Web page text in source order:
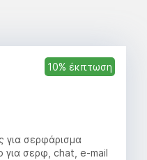
10% έκπτωση
για σερφάρισμα
σερφ, chat, e-mail